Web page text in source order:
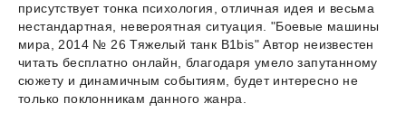
присутствует тонка психология, отличная идея и весьма
нестандартная, невероятная ситуация. "Боевые машины
мира, 2014 № 26 Тяжелый танк B1bis" Автор неизвестен
читать бесплатно онлайн, благодаря умело запутанному
сюжету и динамичным событиям, будет интересно не
только поклонникам данного жанра.